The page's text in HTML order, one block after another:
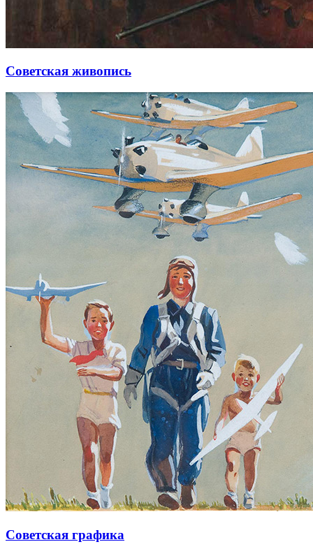
Советская живопись
Советская графика